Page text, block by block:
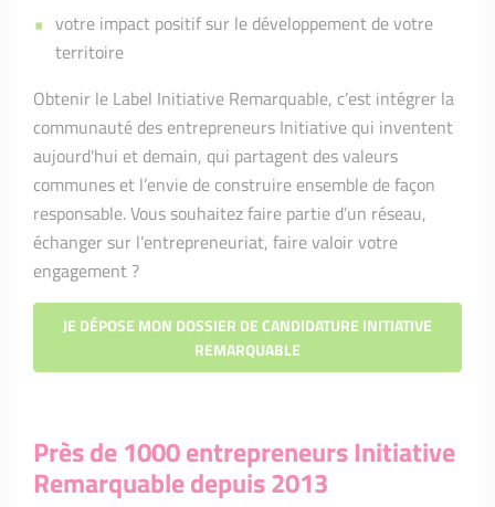
votre impact positif sur le développement de votre
territoire
Obtenir le Label Initiative Remarquable, c’est intégrer la
communauté des entrepreneurs Initiative qui inventent
aujourd'hui et demain, qui partagent des valeurs
communes et l’envie de construire ensemble de façon
responsable. Vous souhaitez faire partie d’un réseau,
échanger sur l’entrepreneuriat, faire valoir votre
engagement ?
JE DÉPOSE MON DOSSIER DE CANDIDATURE INITIATIVE
REMARQUABLE
Près de 1000 entrepreneurs Initiative
Remarquable depuis 2013